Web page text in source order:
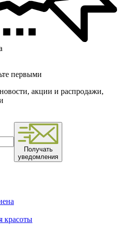
первыми
акции и распродажи,
Получать
уведомления
красоты